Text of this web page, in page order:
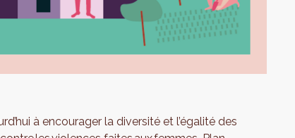
à encourager la diversité et l’égalité des